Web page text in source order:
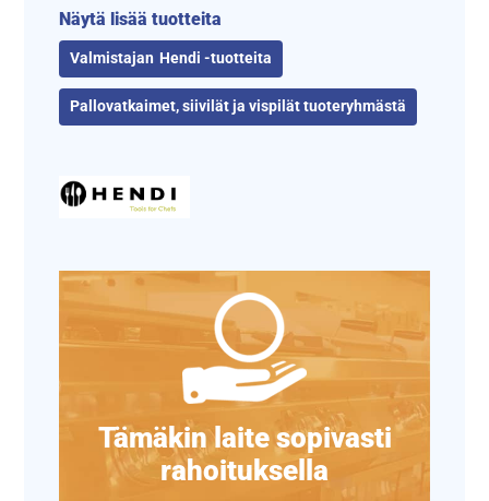
Näytä lisää tuotteita
Hendi -tuotteita
Pallovatkaimet, siivilät ja vispilät tuoteryhmästä
Tämäkin laite sopivasti
rahoituksella